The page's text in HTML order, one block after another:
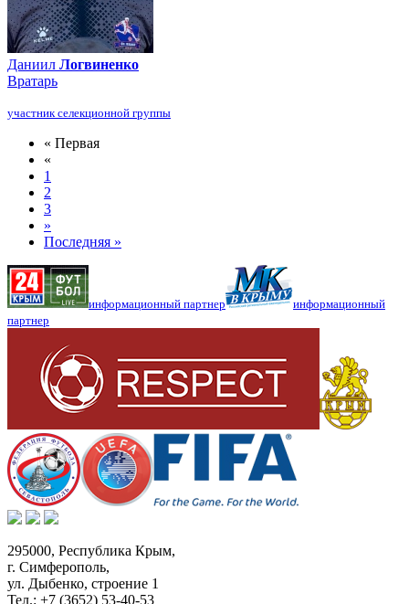
Даниил Логвиненко
Вратарь
участник селекционной группы
« Первая
«
1
2
3
»
Последняя »
информационный партнер
информационный
партнер
295000, Республика Крым,
г. Симферополь,
ул. Дыбенко, строение 1
Тел.: +7 (3652) 53-40-53